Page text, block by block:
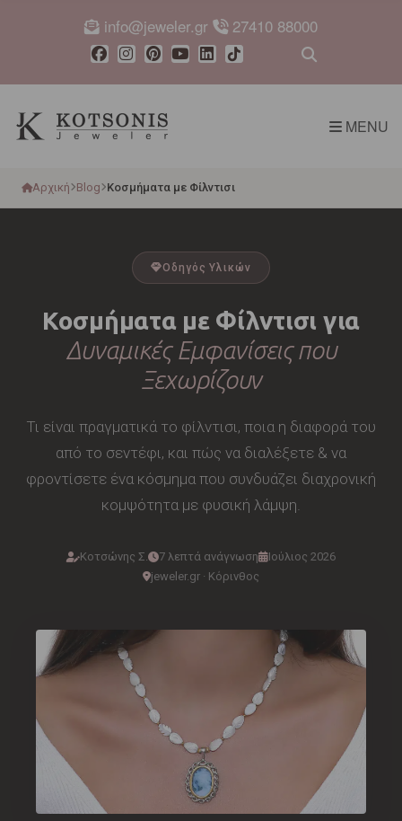
info@jeweler.gr
27410 88000
MENU
Αρχική Blog Κοσμήματα με Φίλντισι
Οδηγός Υλικών
Κοσμήματα με Φίλντισι για
Δυναμικές Εμφανίσεις που
Ξεχωρίζουν
Τι είναι πραγματικά το φίλντισι, ποια η διαφορά του
από το σεντέφι, και πώς να διαλέξετε & να
φροντίσετε ένα κόσμημα που συνδυάζει διαχρονική
κομψότητα με φυσική λάμψη.
Κοτσώνης Σ. 7 λεπτά ανάγνωση
Ιούλιος 2026
jeweler.gr · Κόρινθος